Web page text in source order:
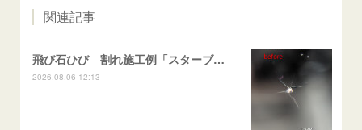
関連記事
飛び石ひび 割れ施工例「スターブレイク系」 フリード
2026.08.06 12:13